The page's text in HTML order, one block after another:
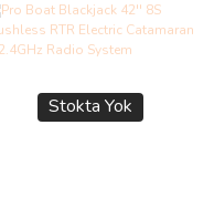
Stokta Yok